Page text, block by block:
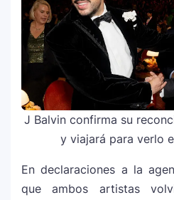
J Balvin confirma su
y viajará para verlo
En declaraciones a la
que ambos artistas